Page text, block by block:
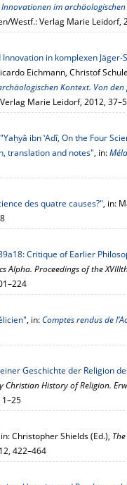
im
Westf.: Verlag Marie Leidorf,
in komplexen
Eichmann, Christof
Kontext. Von
Marie Leidorf, 2012,
"Yaḥyâ ibn ‛Adî, On the Four
translation and notes", in:
des quatre causes?", in:
Critique of Earlier
Alpha. Proceedings of the
, in:Comptes rendus de
Geschichte der Religion
Christian History of Religion.
Christopher Shields (Ed.),
422–464